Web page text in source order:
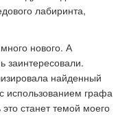
лабиринта,
нового. А
заинтересовали.
найденный
использованием графа
станет темой моего